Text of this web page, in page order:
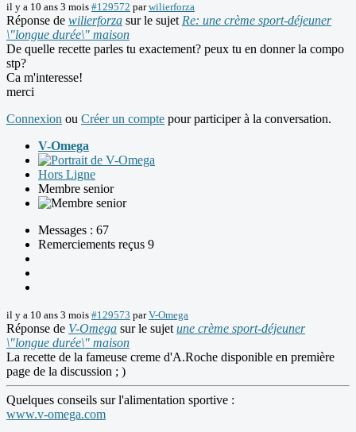
il y a 10 ans 3 mois #129572 parwilierforza
Réponse de wilierforza sur le sujet Re: une crème sport-déjeuner
\"longue durée\" maison
De quelle recette parles tu exactement? peux tu en donner la compo
stp?
Ca m'interesse!
merci
Connexion ou Créer un compte pour participer à la conversation.
V-Omega
Hors Ligne
Membre senior
Messages : 67
Remerciements reçus 9
il y a 10 ans 3 mois #129573 parV-Omega
Réponse de V-Omega sur le sujet une crème sport-déjeuner
\"longue durée\" maison
La recette de la fameuse creme d'A.Roche disponible en première
page de la discussion ; )
Quelques conseils sur l'alimentation sportive :
www.v-omega.com